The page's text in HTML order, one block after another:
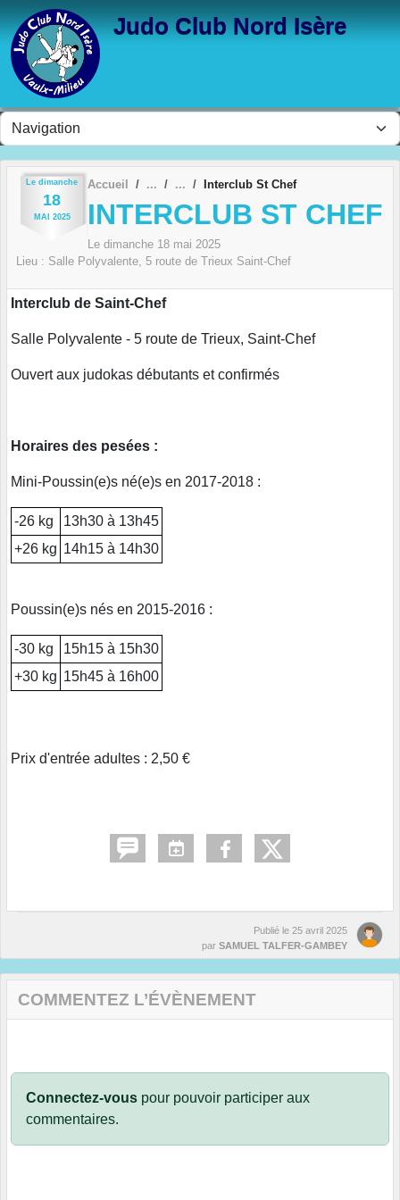
Judo Club Nord Isère
Le dimanche
18
MAI 2025
Accueil Interclub St Chef
INTERCLUB ST CHEF
Le dimanche 18 mai 2025
Lieu : Salle Polyvalente, 5 route de Trieux Saint-Chef
Interclub de Saint-Chef
Salle Polyvalente - 5 route de Trieux, Saint-Chef
Ouvert aux judokas débutants et confirmés
Horaires des pesées :
Mini-Poussin(e)s né(e)s en 2017-2018 :
-26 kg
13h30 à 13h45
+26 kg 14h15 à 14h30
Poussin(e)s nés en 2015-2016 :
-30 kg
15h15 à 15h30
+30 kg 15h45 à 16h00
Prix d'entrée adultes : 2,50 €
Publié le 25 avril 2025
par SAMUEL TALFER-GAMBEY
COMMENTEZ L’ÉVÈNEMENT
Connectez-vous pour pouvoir participer aux
commentaires.
Panneau de gestion des cookies